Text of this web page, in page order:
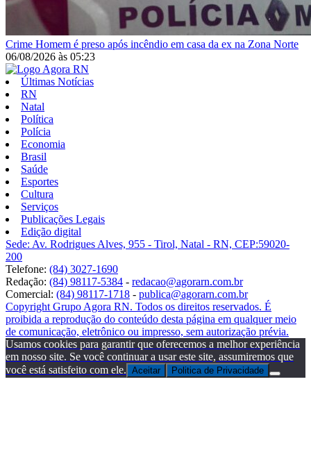
Crime Homem é preso após incêndio em casa da ex na Zona Norte
06/08/2026 às 05:23
Últimas Notícias
RN
Natal
Política
Polícia
Economia
Brasil
Saúde
Esportes
Cultura
Serviços
Publicações Legais
Edição digital
Sede: Av. Rodrigues Alves, 955 - Tirol, Natal - RN, CEP:59020-
200
Telefone: (84) 3027-1690
Redação: (84) 98117-5384 - redacao@agorarn.com.br
Comercial: (84) 98117-1718 - publica@agorarn.com.br
Copyright Grupo Agora RN. Todos os direitos reservados. É
proibida a reprodução do conteúdo desta página em qualquer meio
de comunicação, eletrônico ou impresso, sem autorização prévia.
Usamos cookies para garantir que oferecemos a melhor experiência
em nosso site. Se você continuar a usar este site, assumiremos que
você está satisfeito com ele. Aceitar Politica de Privacidade